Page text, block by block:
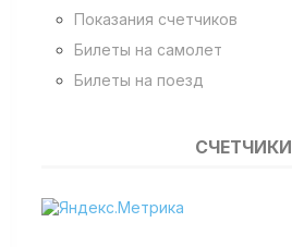
Показания счетчиков
Билеты на самолет
Билеты на поезд
СЧЕТЧИКИ